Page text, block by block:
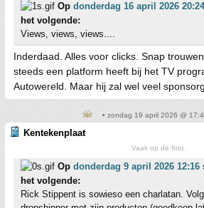
Op donderdag 16 april 2026 20:24
het volgende:
Views, views, views....
Inderdaad. Alles voor clicks. Snap
steeds een platform heeft bij het TV
Autowereld. Maar hij zal wel veel
• zondag 19 april 2026 @
Kentekenplaat
Vaak op de foto.
Op donderdag 9 april 2026 12:16
het volgende:
Rick Stippent is sowieso een charlatan.